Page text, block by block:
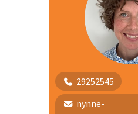
29252545
nynne-